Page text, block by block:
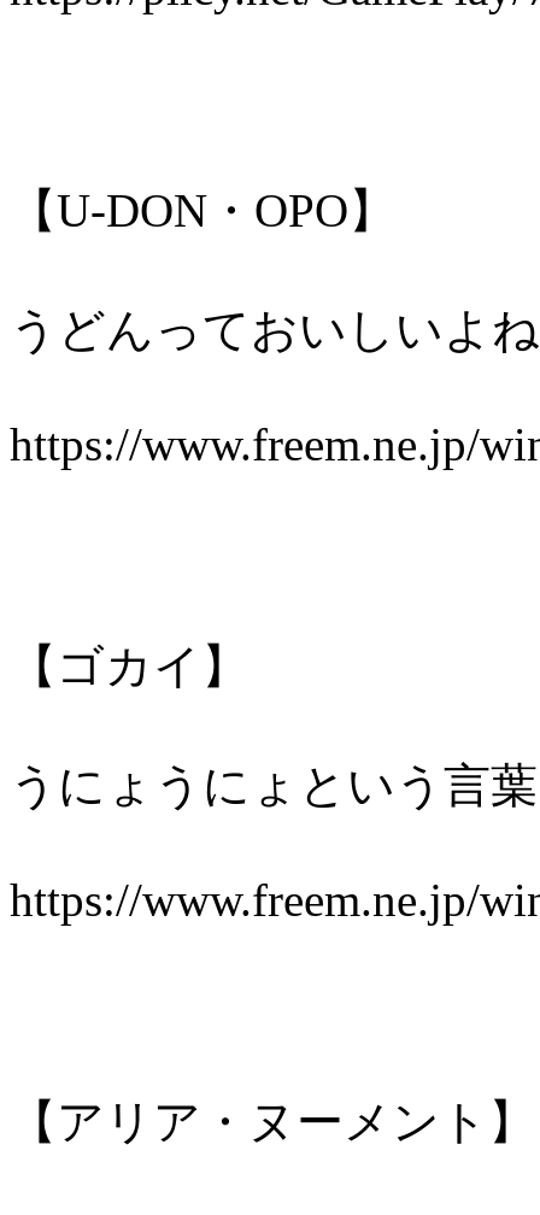
【U-DON・OPO】
うどんっておいしいよね
https://www.freem.ne.jp/
【ゴカイ】
うにょうにょという言
https://www.freem.ne.jp/
【アリア・ヌーメント】